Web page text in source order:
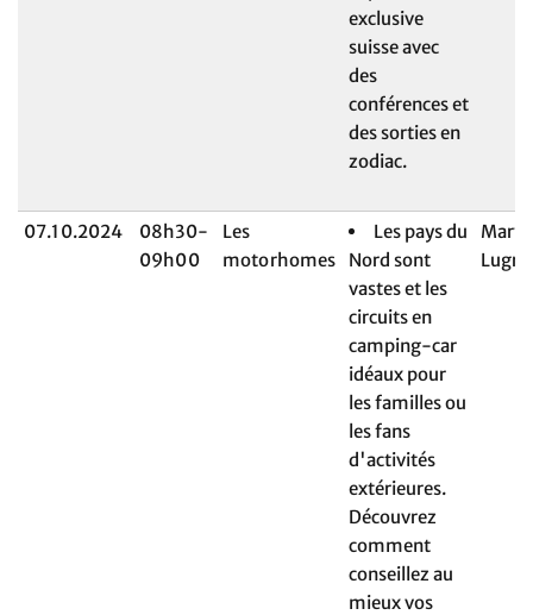
exclusive
suisse avec
des
conférences et
des sorties en
zodiac.
07.10.2024
08h30-
09h00
Les
motorhomes
Les pays du
Nord sont
vastes et les
circuits en
camping-car
idéaux pour
les familles ou
les fans
d'activités
extérieures.
Découvrez
comment
conseillez au
mieux vos